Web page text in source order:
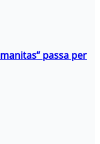
passa per